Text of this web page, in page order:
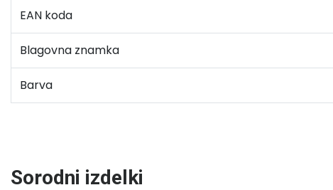
EAN koda
Blagovna znamka
Barva
Sorodni izdelki